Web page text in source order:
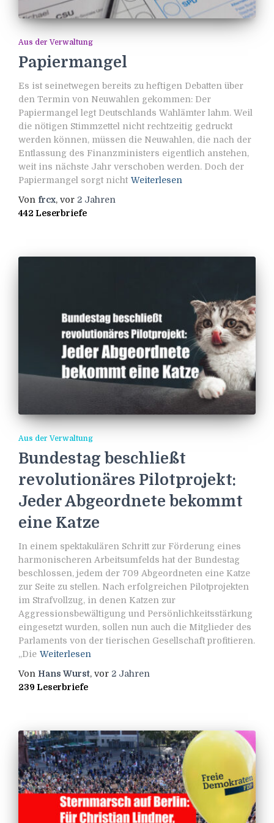
Aus der Verwaltung
Papiermangel
Es ist seinetwegen bereits zu heftigen Debatten über
den Termin von Neuwahlen gekommen: Der
Papiermangel legt Deutschlands Wahlämter lahm. Weil
die nötigen Stimmzettel nicht rechtzeitig gedruckt
werden können, müssen die Neuwahlen, die nach der
Entlassung des Finanzministers eigentlich anstehen,
weit ins nächste Jahr verschoben werden. Doch der
Papiermangel sorgt nicht Weiterlesen
Von frcx, vor 2 Jahren
442 Leserbriefe
Aus der Verwaltung
Bundestag beschließt
revolutionäres Pilotprojekt:
Jeder Abgeordnete bekommt
eine Katze
In einem spektakulären Schritt zur Förderung eines
harmonischeren Arbeitsumfelds hat der Bundestag
beschlossen, jedem der 709 Abgeordneten eine Katze
zur Seite zu stellen. Nach erfolgreichen Pilotprojekten
im Strafvollzug, in denen Katzen zur
Aggressionsbewältigung und Persönlichkeitsstärkung
eingesetzt wurden, sollen nun auch die Mitglieder des
Parlaments von der tierischen Gesellschaft profitieren.
„Die Weiterlesen
Von Hans Wurst, vor 2 Jahren
239 Leserbriefe